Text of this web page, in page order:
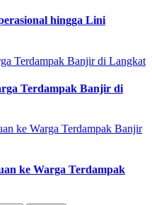
hingga Lini
Terdampak Banjir di
ke Warga Terdampak